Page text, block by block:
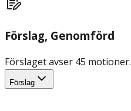
Förslag, Genomförd
Förslaget avser 45 motioner.
Förslag